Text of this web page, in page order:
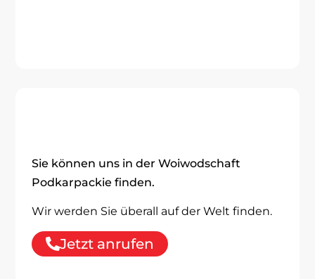
Sie können uns in der Woiwodschaft
Podkarpackie finden.
Wir werden Sie überall auf der Welt finden.
Jetzt anrufen